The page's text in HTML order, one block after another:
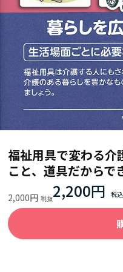
福祉用具で変わる
こと、道具だからで
2,000円 2,200円